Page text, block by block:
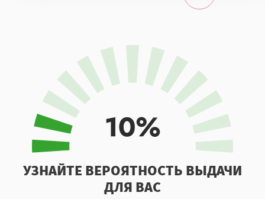
УЗНАЙТЕ ВЕРОЯТНОСТЬ ВЫДАЧИ
ДЛЯ ВАС